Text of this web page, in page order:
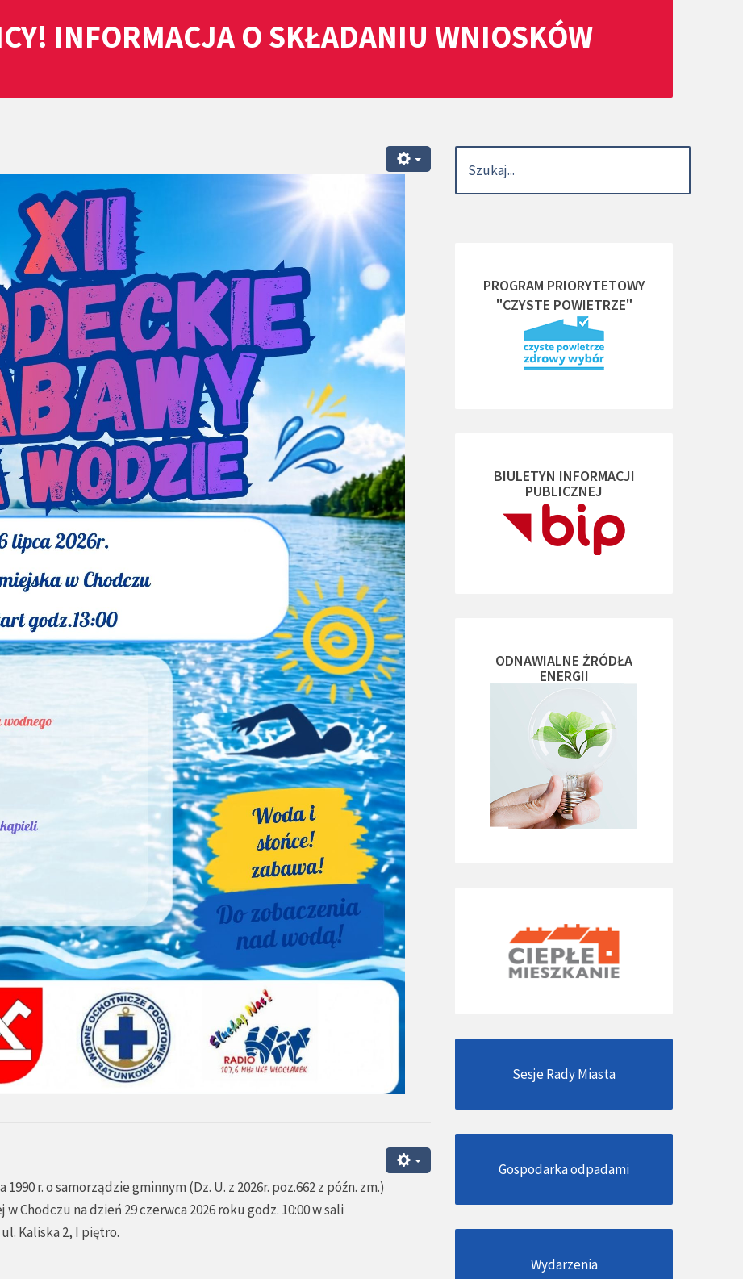
INFORMACJA O SKŁADANIU WNIOSKÓW
r. o samorządzie gminnym (Dz. U. z 2026r. poz.662 z późn. zm.)
Chodczu na dzień 29 czerwca 2026 roku godz. 10:00 w sali
Kaliska 2, I piętro.
PROGRAM PRIORYTETOWY
"CZYSTE POWIETRZE"
BIULETYN INFORMACJI
PUBLICZNEJ
ODNAWIALNE ŻRÓDŁA
ENERGII
Sesje Rady Miasta
Gospodarka odpadami
Wydarzenia